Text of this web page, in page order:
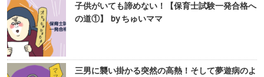
子供がいても諦めない！【保育士試験一発合格へ
の道①】 by ちゅいママ
三男に襲い掛かる突然の高熱！そして夢遊病のよ